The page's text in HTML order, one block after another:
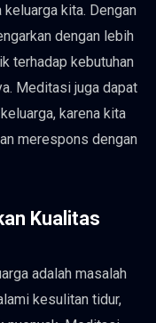
kita. Dengan
dengan lebih
terhadap kebutuhan
Meditasi juga dapat
karena kita
merespons dengan
Kualitas
adalah masalah
kesulitan tidur,